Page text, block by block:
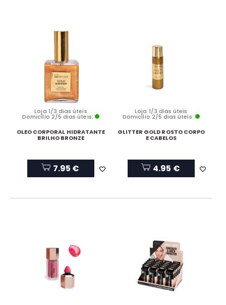
Loja 1/3 dias úteis
Domicílio 2/5 dias úteis:
OLEO CORPORAL HIDRATANTE
BRILHO BRONZE
7.95 €
Loja 1/3 dias úteis
Domicílio 2/5 dias úteis:
GLITTER GOLD ROSTO CORPO
E CABELOS
4.95 €